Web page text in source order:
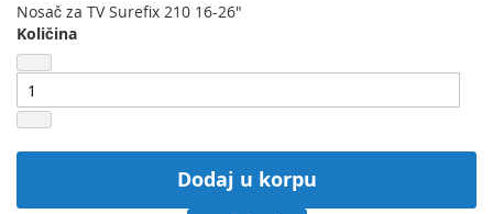
Nosač za TV Surefix 210 16-26"
Količina
Dodaj u korpu